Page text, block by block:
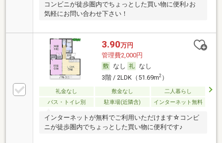
コンビニが徒歩圏内でちょっとした買い物に便利♪お
気軽にお問い合わせ下さい！
3.90万円
管理費2,000円
なし
なし
3階 / 2LDK（51.69m2）
礼金なし 敷金なし
二人暮らし
バス・トイレ別
駐車場(近隣含) インターネット無料
インターネットが無料でご利用いただけます☆コンビ
ニが徒歩圏内でちょっとした買い物に便利です♪